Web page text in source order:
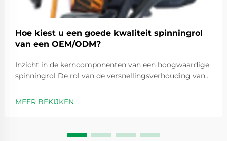
Hoe kiest u een goede kwaliteit spinningrol
van een OEM/ODM?
Inzicht in de kerncomponenten van een hoogwaardige
spinningrol De rol van de versnellingsverhouding van
op 1 die aangeven hoe vaak de spoel ronddraait elke
MEER BEKIJKEN